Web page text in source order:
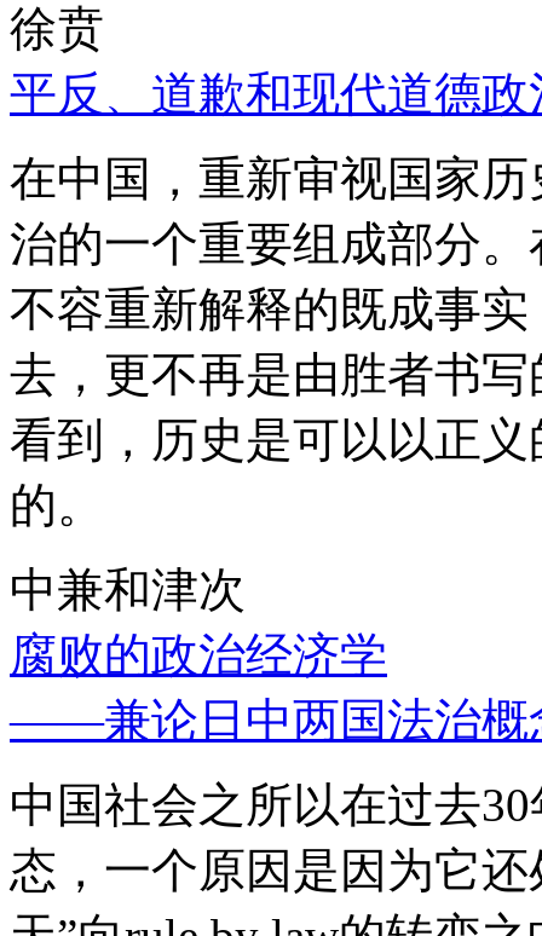
徐贲
平反、道歉和现代道德政
在中国，重新审视国家
治的一个重要组成部分
不容重新解释的既成事
去，更不再是由胜者书
看到，历史是可以以正
的。
中兼和津次
腐败的政治经济学
——兼论日中两国法治概
中国社会之所以在过去
态，一个原因是因为它